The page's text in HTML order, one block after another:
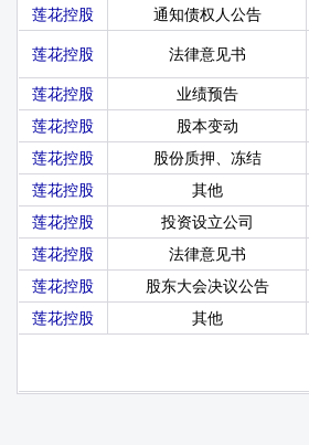
莲花控股
通知债权人公告
莲花控股 法律意见书
莲花控股 业绩预告
莲花控股
股本变动
莲花控股
股份质押、冻结
莲花控股
其他
莲花控股
投资设立公司
莲花控股
法律意见书
莲花控股
股东大会决议公告
莲花控股
其他